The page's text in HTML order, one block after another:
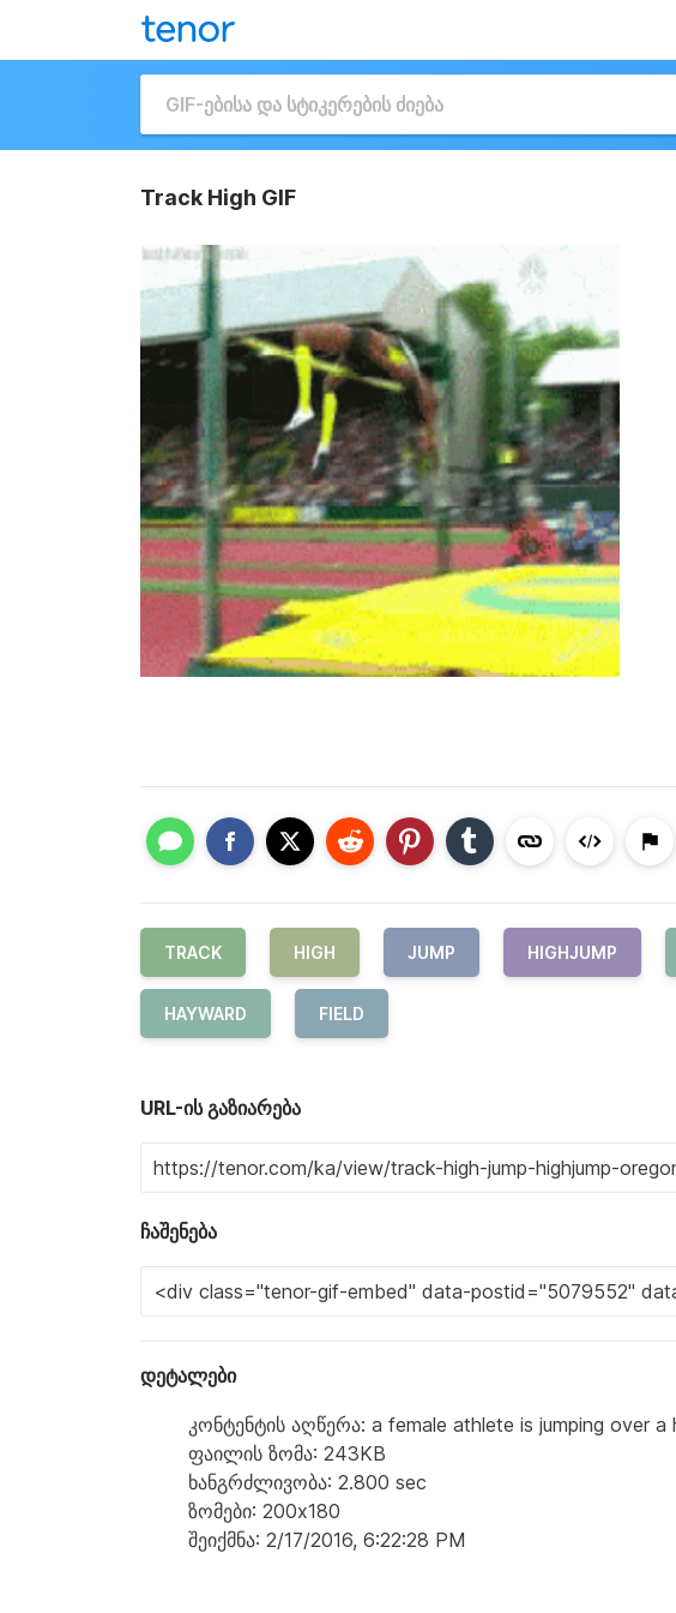
Track High GIF
TRACK HIGH JUMP HIGHJUMP
HAYWARD FIELD
URL-ის გაზიარება
ჩაშენება
დეტალები
კონტენტის აღწერა: a female athlete is jumping over
ფაილის ზომა: 243KB
ხანგრძლივობა: 2.800 sec
ზომები: 200x180
შეიქმნა: 2/17/2016, 6:22:28 PM